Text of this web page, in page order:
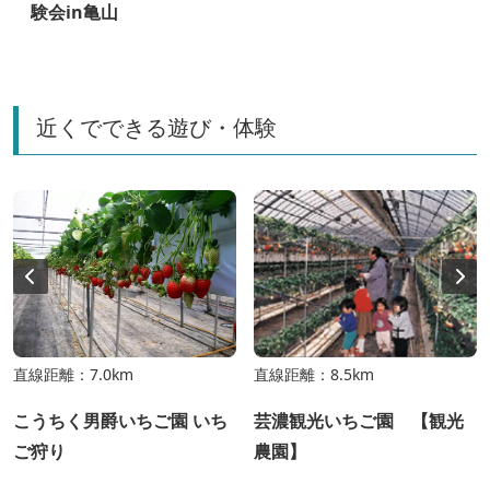
験会in亀山
近くでできる遊び・体験
直線距離：7.0km
こうちく男爵いちご園 いち
ご狩り
直線距離：8.5km
芸濃観光いちご園 【観光
農園】